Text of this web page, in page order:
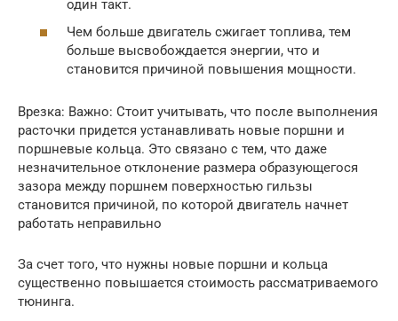
один такт.
Чем больше двигатель сжигает топлива, тем
больше высвобождается энергии, что и
становится причиной повышения мощности.
Врезка: Важно: Стоит учитывать, что после выполнения
расточки придется устанавливать новые поршни и
поршневые кольца. Это связано с тем, что даже
незначительное отклонение размера образующегося
зазора между поршнем поверхностью гильзы
становится причиной, по которой двигатель начнет
работать неправильно
За счет того, что нужны новые поршни и кольца
существенно повышается стоимость рассматриваемого
тюнинга.